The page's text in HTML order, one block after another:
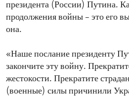
президента (России) Путина.
продолжения войны – это его
она.
«Наше послание президенту
закончите эту войну.
жестокости. Прекратите
(военные) силы причинили